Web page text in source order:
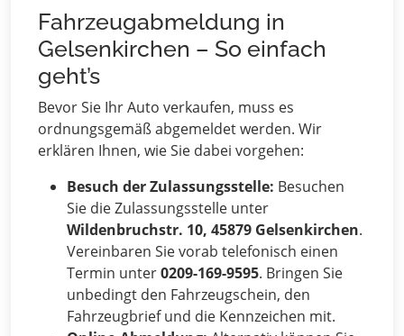
Fahrzeugabmeldung in
Gelsenkirchen – So einfach
geht’s
Bevor Sie Ihr Auto verkaufen, muss es
ordnungsgemäß abgemeldet werden. Wir
erklären Ihnen, wie Sie dabei vorgehen:
Besuch der Zulassungsstelle: Besuchen
Sie die Zulassungsstelle unter
Wildenbruchstr. 10, 45879 Gelsenkirchen.
Vereinbaren Sie vorab telefonisch einen
Termin unter0209-169-9595. Bringen Sie
unbedingt den Fahrzeugschein, den
Fahrzeugbrief und die Kennzeichen mit.